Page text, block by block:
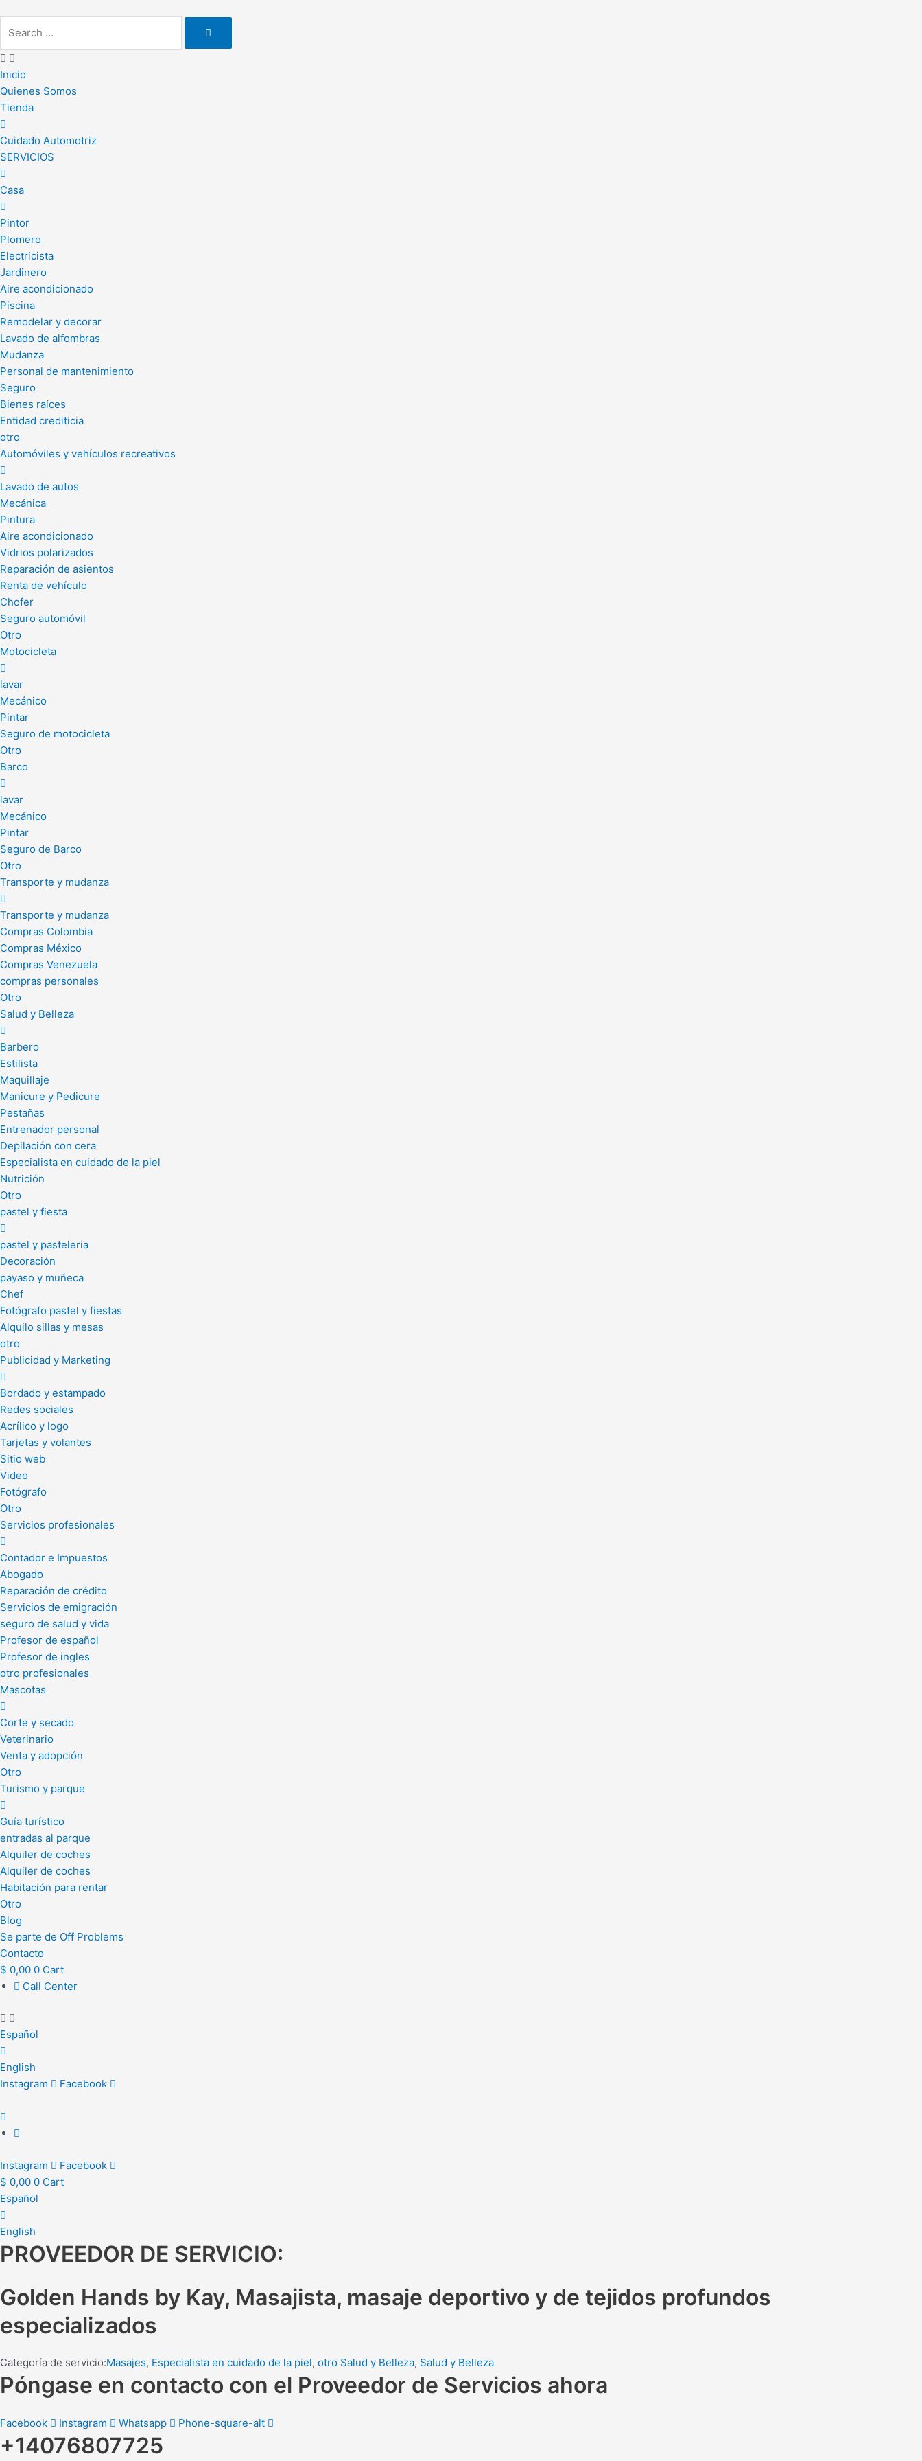
contenido
Inicio
Quienes Somos
Tienda
Cuidado Automotriz
SERVICIOS
Casa
Pintor
Plomero
Electricista
Jardinero
Aire acondicionado
Piscina
Remodelar y decorar
Lavado de alfombras
Mudanza
Personal de mantenimiento
Seguro
Bienes raíces
Entidad crediticia
otro
Automóviles y vehículos recreativos
Lavado de autos
Mecánica
Pintura
Aire acondicionado
Vidrios polarizados
Reparación de asientos
Renta de vehículo
Chofer
Seguro automóvil
Otro
Motocicleta
lavar
Mecánico
Pintar
Seguro de motocicleta
Otro
Barco
lavar
Mecánico
Pintar
Seguro de Barco
Otro
Transporte y mudanza
Transporte y mudanza
Compras Colombia
Compras México
Compras Venezuela
compras personales
Otro
Salud y Belleza
Barbero
Estilista
Maquillaje
Manicure y Pedicure
Pestañas
Entrenador personal
Depilación con cera
Especialista en cuidado de la piel
Nutrición
Otro
pastel y fiesta
pastel y pasteleria
Decoración
payaso y muñeca
Chef
Fotógrafo pastel y fiestas
Alquilo sillas y mesas
otro
Publicidad y Marketing
Bordado y estampado
Redes sociales
Acrílico y logo
Tarjetas y volantes
Sitio web
Video
Fotógrafo
Otro
Servicios profesionales
Contador e Impuestos
Abogado
Reparación de crédito
Servicios de emigración
seguro de salud y vida
Profesor de español
Profesor de ingles
otro profesionales
Mascotas
Corte y secado
Veterinario
Venta y adopción
Otro
Turismo y parque
Guía turístico
entradas al parque
Alquiler de coches
Alquiler de coches
Habitación para rentar
Otro
Blog
Se parte de Off Problems
Contacto
$ 0,00 0 Cart
Call Center
Español
English
Instagram
Facebook
Instagram
Facebook
$ 0,00 0 Cart
Español
English
PROVEEDOR DE SERVICIO:
Golden Hands by Kay, Masajista, masaje deportivo y de tejidos profundos
especializados
Categoría de servicio:Masajes, Especialista en cuidado de la piel, otro Salud y Belleza, Salud y Belleza
Póngase en contacto con el Proveedor de Servicios ahora
Facebook Instagram Whatsapp Phone-square-alt
+14076807725